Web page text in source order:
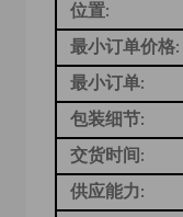
位置:
最小订单价格:
最小订单:
包装细节:
交货时间:
供应能力: